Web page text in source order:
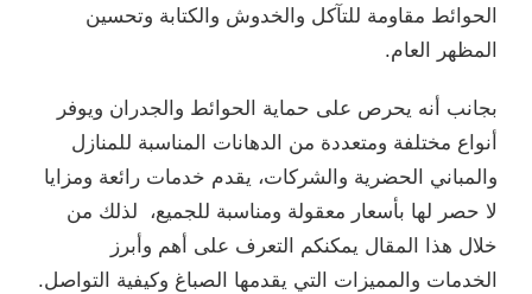
الحوائط مقاومة للتآكل والخدوش والكتابة وتحسين
المظهر العام.
بجانب أنه يحرص على حماية الحوائط والجدران ويوفر
أنواع مختلفة ومتعددة من الدهانات المناسبة للمنازل
والمباني الحضرية والشركات، يقدم خدمات رائعة ومزايا
لا حصر لها بأسعار معقولة ومناسبة للجميع، لذلك من
خلال هذا المقال يمكنكم التعرف على أهم وأبرز
الخدمات والمميزات التي يقدمها الصباغ وكيفية التواصل.